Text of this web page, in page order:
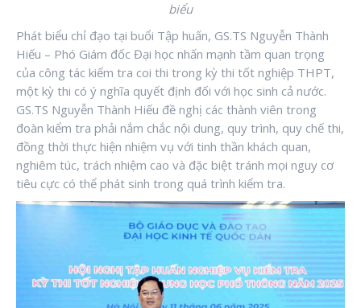
biểu
Phát biểu chỉ đạo tại buổi Tập huấn, GS.TS Nguyễn Thành
Hiếu – Phó Giám đốc Đại học nhấn mạnh tầm quan trọng
của công tác kiểm tra coi thi trong kỳ thi tốt nghiệp THPT,
một kỳ thi có ý nghĩa quyết định đối với học sinh cả nước.
GS.TS Nguyễn Thành Hiếu đề nghị các thành viên trong
đoàn kiểm tra phải nắm chắc nội dung, quy trình, quy chế thi,
đồng thời thực hiện nhiệm vụ với tinh thần khách quan,
nghiêm túc, trách nhiệm cao và đặc biệt tránh mọi nguy cơ
tiêu cực có thể phát sinh trong quá trình kiểm tra.